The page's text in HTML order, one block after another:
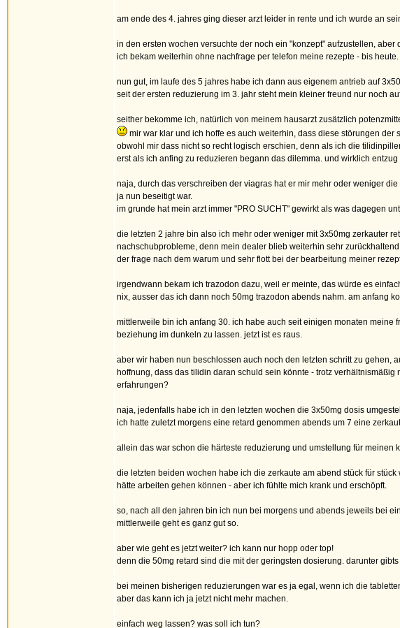
am ende des 4. jahres ging dieser arzt leider in rente und ich wurde an
in den ersten wochen versuchte der noch ein "konzept" aufzustellen, aber
ich bekam weiterhin ohne nachfrage per telefon meine rezepte - bis heute.
nun gut, im laufe des 5 jahres habe ich dann aus eigenem antrieb auf
seit der ersten reduzierung im 3. jahr steht mein kleiner freund nur noch
seither bekomme ich, natürlich von meinem hausarzt zusätzlich
mir war klar und ich hoffe es auch weiterhin, dass diese störungen
obwohl mir dass nicht so recht logisch erschien, denn als ich die
erst als ich anfing zu reduzieren begann das dilemma. und wirklich
naja, durch das verschreiben der viagras hat er mir mehr oder weniger
ja nun beseitigt war.
im grunde hat mein arzt immer "PRO SUCHT" gewirkt als was dagegen
die letzten 2 jahre bin also ich mehr oder weniger mit 3x50mg zerkauter
nachschubprobleme, denn mein dealer blieb weiterhin sehr
der frage nach dem warum und sehr flott bei der bearbeitung meiner
irgendwann bekam ich trazodon dazu, weil er meinte, das würde es
nix, ausser das ich dann noch 50mg trazodon abends nahm. am anfang
mittlerweile bin ich anfang 30. ich habe auch seit einigen monaten
beziehung im dunkeln zu lassen. jetzt ist es raus.
aber wir haben nun beschlossen auch noch den letzten schritt zu
hoffnung, dass das tilidin daran schuld sein könnte - trotz
erfahrungen?
naja, jedenfalls habe ich in den letzten wochen die 3x50mg dosis
ich hatte zuletzt morgens eine retard genommen abends um 7 eine
allein das war schon die härteste reduzierung und umstellung für meinen
die letzten beiden wochen habe ich die zerkaute am abend stück für
hätte arbeiten gehen können - aber ich fühlte mich krank und erschöpft.
so, nach all den jahren bin ich nun bei morgens und abends jeweils bei
mittlerweile geht es ganz gut so.
aber wie geht es jetzt weiter? ich kann nur hopp oder top!
denn die 50mg retard sind die mit der geringsten dosierung. darunter gibts
bei meinen bisherigen reduzierungen war es ja egal, wenn ich die
aber das kann ich ja jetzt nicht mehr machen.
einfach weg lassen? was soll ich tun?